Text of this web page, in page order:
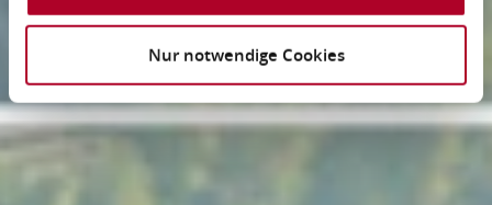
Nur notwendige Cookies